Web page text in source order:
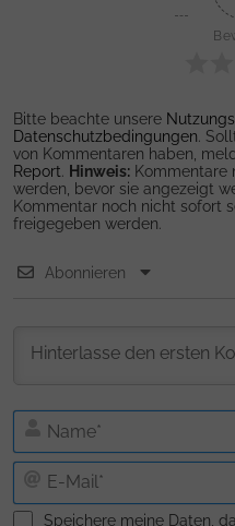
Bitte beachte unsere
Datenschutzbedingungen .
von Kommentaren haben,
Report
Hinweis: Kommentare
werden, bevor sie angezeigt
Kommentar noch nicht sofort
freigegeben werden.
Abonnieren
Speichere meine Daten,